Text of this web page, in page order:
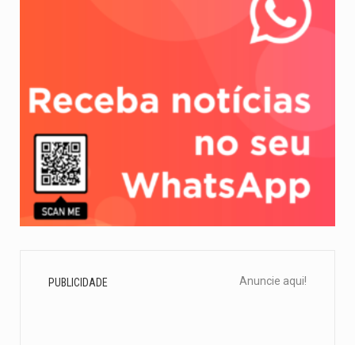
PUBLICIDADE Anuncie aqui!